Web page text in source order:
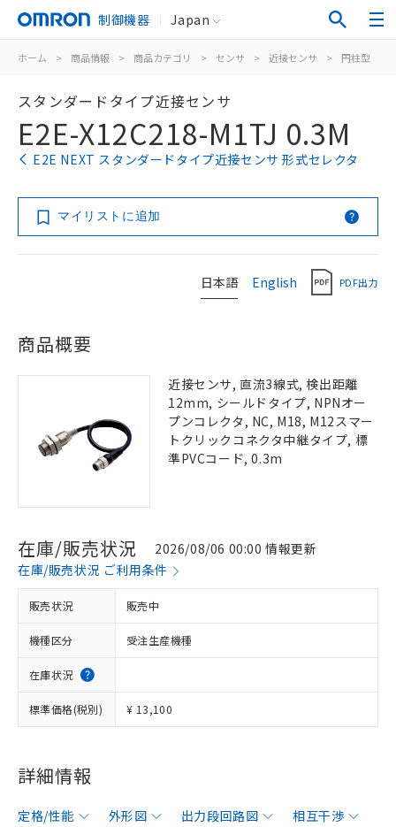
制御機器 Japan
ホーム > 商品情報 > 商品カテゴリ > センサ > 近接センサ > 円柱型
スタンダードタイプ近接センサ
E2E-X12C218-M1TJ 0.3M
E2E NEXT スタンダードタイプ近接センサ 形式セレクタ
マイリストに追加
日本語 English PDF出力
商品概要
近接センサ, 直流3線式, 検出距離
12mm, シールドタイプ, NPNオー
プンコレクタ, NC, M18, M12スマー
トクリックコネクタ中継タイプ, 標
準PVCコード, 0.3m
在庫/販売状況
2026/08/06 00:00 情報更新
在庫/販売状況 ご利用条件
販売状況 販売中
機種区分 受注生産機種
在庫状況
標準価格(税別) ¥ 13,100
詳細情報
定格/性能 外形図 出力段回路図
相互干渉